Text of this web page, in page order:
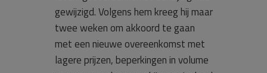
gewijzigd. Volgens hem kreeg hij maar
twee weken om akkoord te gaan
met een nieuwe overeenkomst met
lagere prijzen, beperkingen in volume